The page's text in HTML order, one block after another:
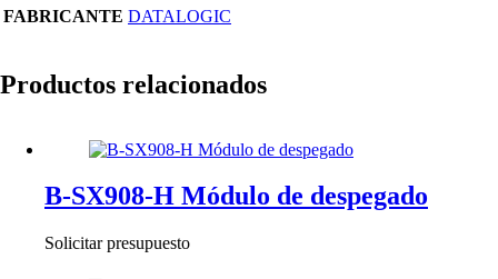
FABRICANTE DATALOGIC
Productos relacionados
B-SX908-H Módulo de despegado
Solicitar presupuesto